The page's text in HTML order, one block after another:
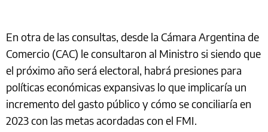
En otra de las consultas, desde la Cámara Argentina de
Comercio (CAC) le consultaron al Ministro si siendo que
el próximo año será electoral, habrá presiones para
políticas económicas expansivas lo que implicaría un
incremento del gasto público y cómo se conciliaría en
2023 con las metas acordadas con el FMI.